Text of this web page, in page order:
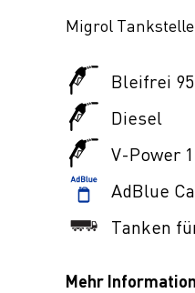
Migrol
Bleifrei 95
Diesel
V-Power
AdBlue
Tanken
Mehr